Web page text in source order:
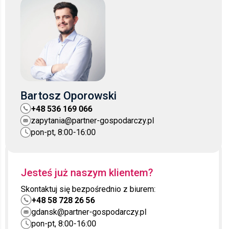
Bartosz Oporowski
+48 536 169 066
zapytania@partner-gospodarczy.pl
pon-pt, 8:00-16:00
Jesteś już naszym klientem?
Skontaktuj się bezpośrednio z biurem:
+48 58 728 26 56
gdansk@partner-gospodarczy.pl
pon-pt, 8:00-16:00